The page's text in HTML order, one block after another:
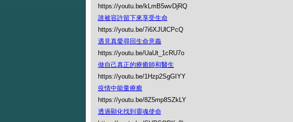
https://youtu.be/kLmB5wvDjRQ
誰被容許留下來享受生命
https://youtu.be/7i6XJUlCPcQ
遇見真愛尋回生命意義
https://youtu.be/UaUt_1cRU7o
做自己真正的療癒師和醫生
https://youtu.be/1Hzp2SgGIYY
疫情中能量療癒
https://youtu.be/8Z5mp8SZkLY
透過顯化找到靈魂使命